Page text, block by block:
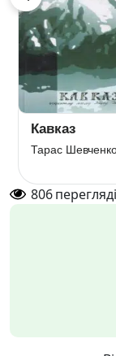
Кавказ
Тарас
806